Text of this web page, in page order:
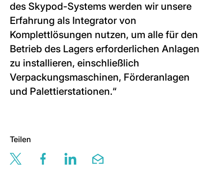
des Skypod-Systems werden wir unsere
Erfahrung als Integrator von
Komplettlösungen nutzen, um alle für den
Betrieb des Lagers erforderlichen Anlagen
zu installieren, einschließlich
Verpackungsmaschinen, Förderanlagen
und Palettierstationen.“
Teilen
Share this page via twitter
Share this page via facebook
Share this page via linkedin
Share this page via email